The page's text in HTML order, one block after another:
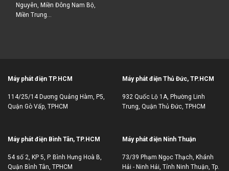
Nguyên, Miền Đông Nam Bộ,
Miền Trung...
Máy phát điện TP.HCM
114/25/14 Dương Quảng Hàm, P5,
Quận Gò Vấp, TPHCM
Máy phát điện Thủ Đức, TP.HCM
932 Quốc Lộ 1A, Phường Linh
Trung, Quận Thủ Đức, TPHCM
Máy phát điện Bình Tân, TP.HCM
54 số 2, KP 5, P. Bình Hưng Hoà B,
Quận Bình Tân, TPHCM
Máy phát điện Ninh Thuận
73/39 Phạm Ngọc Thạch, Khánh
Hải - Ninh Hải, Tỉnh Ninh Thuận, Tp.